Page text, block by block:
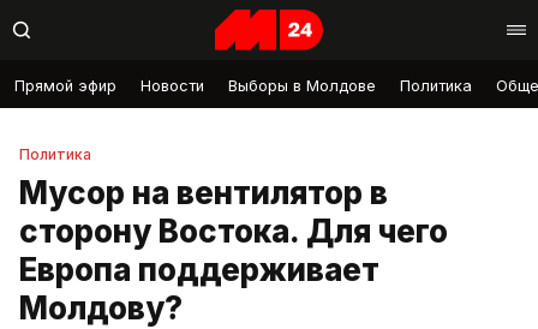
Прямой эфир Новости Выборы в Молдове Политика
Политика
Мусор на вентилятор в
сторону Востока. Для чего
Европа поддерживает
Молдову?